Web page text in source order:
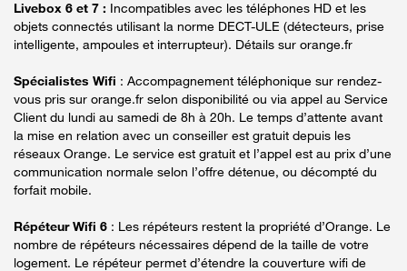
Livebox 6 et 7 : Incompatibles avec les téléphones HD et les
objets connectés utilisant la norme DECT-ULE (détecteurs, prise
intelligente, ampoules et interrupteur). Détails sur orange.fr
Spécialistes Wifi : Accompagnement téléphonique sur rendez-
vous pris sur orange.fr selon disponibilité ou via appel au Service
Client du lundi au samedi de 8h à 20h. Le temps d’attente avant
la mise en relation avec un conseiller est gratuit depuis les
réseaux Orange. Le service est gratuit et l’appel est au prix d’une
communication normale selon l’offre détenue, ou décompté du
forfait mobile.
Répéteur Wifi 6 : Les répéteurs restent la propriété d’Orange. Le
nombre de répéteurs nécessaires dépend de la taille de votre
logement. Le répéteur permet d’étendre la couverture wifi de